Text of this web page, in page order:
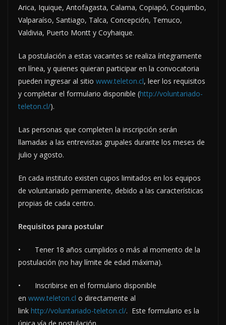
Arica, Iquique, Antofagasta, Calama, Copiapó, Coquimbo,
Valparaíso, Santiago, Talca, Concepción, Temuco,
Valdivia, Puerto Montt y Coyhaique.
La postulación a estas vacantes se realiza íntegramente
en línea, y quienes quieran participar en la convocatoria
pueden ingresar al sitio www.teleton.cl, leer los requisitos
y completar el formulario disponible (http://voluntariado-
teleton.cl/).
Las personas que completen la inscripción serán
llamadas a las entrevistas grupales durante los meses de
julio y agosto.
En cada instituto existen cupos limitados en los equipos
de voluntariado permanente, debido a las características
propias de cada centro.
Requisitos para postular
• Tener 18 años cumplidos o más al momento de la
postulación (no hay límite de edad máxima).
• Inscribirse en el formulario disponible
en www.teleton.cl o directamente al
link http://voluntariado-teleton.cl/. Este formulario es la